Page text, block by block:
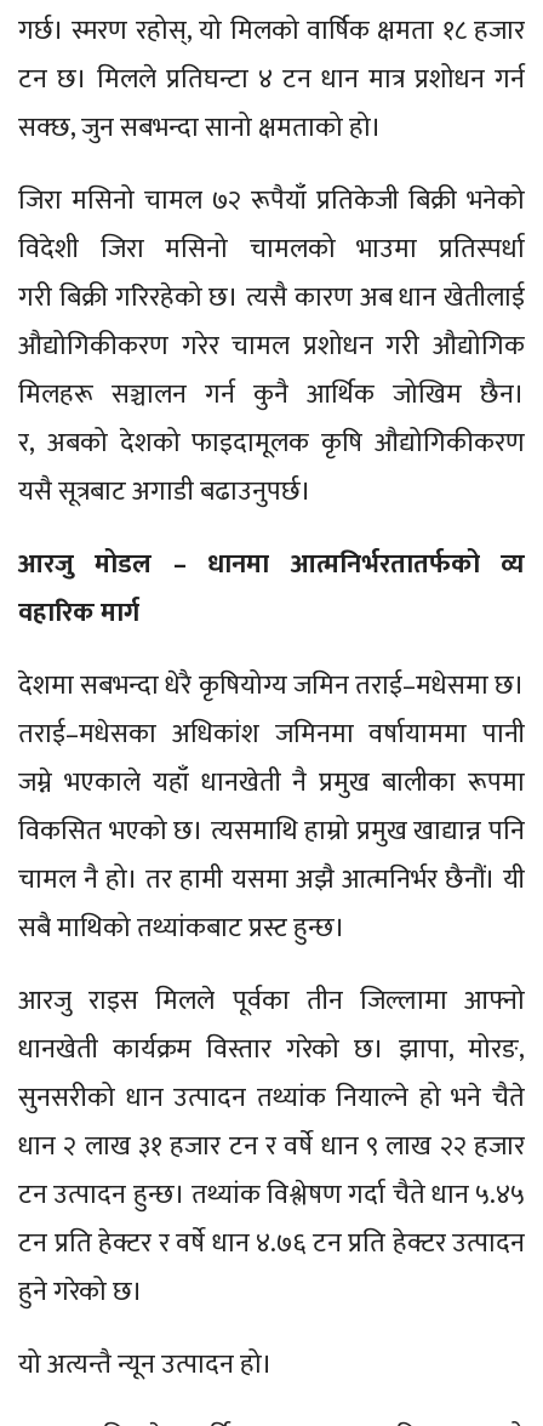
गर्छ। स्मरण रहोस्, यो मिलको वार्षिक क्षमता १८ हजार
टन छ। मिलले प्रतिघन्टा ४ टन धान मात्र प्रशोधन गर्न
सक्छ, जुन सबभन्दा सानो क्षमताको हो।
जिरा मसिनो चामल ७२ रूपैयाँ प्रतिकेजी बिक्री भनेको
विदेशी जिरा मसिनो चामलको भाउमा प्रतिस्पर्धा
गरी बिक्री गरिरहेको छ। त्यसै कारण अब धान खेतीलाई
औद्योगिकीकरण गरेर चामल प्रशोधन गरी औद्योगिक
मिलहरू सञ्चालन गर्न कुनै आर्थिक जोखिम छैन।
र, अबको देशको फाइदामूलक कृषि औद्योगिकीकरण
यसै सूत्रबाट अगाडी बढाउनुपर्छ।
आरजु मोडल – धानमा आत्मनिर्भरतातर्फको व्य
वहारिक मार्ग
देशमा सबभन्दा धेरै कृषियोग्य जमिन तराई–मधेसमा छ।
तराई–मधेसका अधिकांश जमिनमा वर्षायाममा पानी
जम्ने भएकाले यहाँ धानखेती नै प्रमुख बालीका रूपमा
विकसित भएको छ। त्यसमाथि हाम्रो प्रमुख खाद्यान्न पनि
चामल नै हो। तर हामी यसमा अझै आत्मनिर्भर छैनौं। यी
सबै माथिको तथ्यांकबाट प्रस्ट हुन्छ।
आरजु राइस मिलले पूर्वका तीन जिल्लामा आफ्नो
धानखेती कार्यक्रम विस्तार गरेको छ। झापा, मोरङ,
सुनसरीको धान उत्पादन तथ्यांक नियाल्ने हो भने चैते
धान २ लाख ३१ हजार टन र वर्षे धान ९ लाख २२ हजार
टन उत्पादन हुन्छ। तथ्यांक विश्लेषण गर्दा चैते धान ५.४५
टन प्रति हेक्टर र वर्षे धान ४.७६ टन प्रति हेक्टर उत्पादन
हुने गरेको छ।
यो अत्यन्तै न्यून उत्पादन हो।